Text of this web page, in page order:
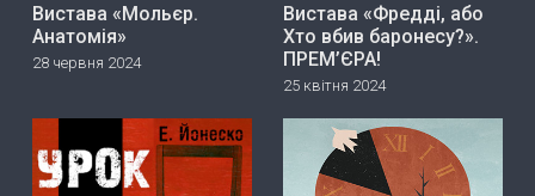
Вистава «Мольєр.
Анатомія»
28 червня 2024
Вистава «Фредді, або
Хто вбив баронесу?».
ПРЕМ’ЄРА!
25 квітня 2024